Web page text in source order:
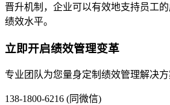
晋升机制，企业可以有效地支持员工
绩效水平。
立即开启绩效管理变革
专业团队为您量身定制绩效管理解决
138-1800-6216 (同微信)